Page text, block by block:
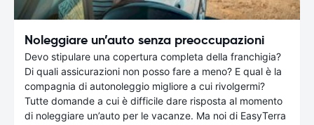
Noleggiare un’auto senza preoccupazioni
Devo stipulare una copertura completa della franchigia?
Di quali assicurazioni non posso fare a meno? E qual è la
compagnia di autonoleggio migliore a cui rivolgermi?
Tutte domande a cui è difficile dare risposta al momento
di noleggiare un’auto per le vacanze. Ma noi di EasyTerra